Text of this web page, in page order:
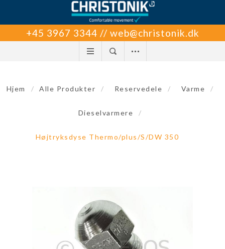
+45 3967 3344 // web@christonik.dk
Hjem / Alle Produkter / Reservedele / Varme /
Dieselvarmere /
Højtryksdyse Thermo/plus/S/DW 350